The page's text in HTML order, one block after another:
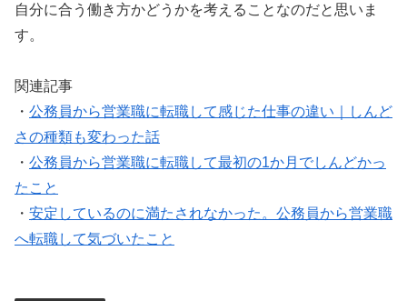
自分に合う働き方かどうかを考えることなのだと思いま
す。
関連記事
・ 公務員から営業職に転職して感じた仕事の違い｜しんど
さの種類も変わった話
・ 公務員から営業職に転職して最初の1か月でしんどかっ
たこと
・ 安定しているのに満たされなかった。公務員から営業職
へ転職して気づいたこと